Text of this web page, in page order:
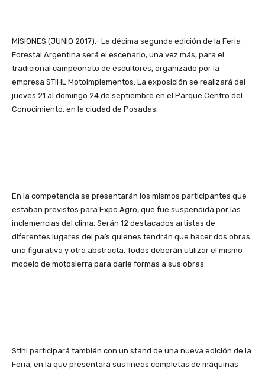
MISIONES (JUNIO 2017).- La décima segunda edición de la Feria
Forestal Argentina será el escenario, una vez más, para el
tradicional campeonato de escultores, organizado por la
empresa STIHL Motoimplementos. La exposición se realizará del
jueves 21 al domingo 24 de septiembre en el Parque Centro del
Conocimiento, en la ciudad de Posadas.
En la competencia se presentarán los mismos participantes que
estaban previstos para Expo Agro, que fue suspendida por las
inclemencias del clima. Serán 12 destacados artistas de
diferentes lugares del país quienes tendrán que hacer dos obras:
una figurativa y otra abstracta. Todos deberán utilizar el mismo
modelo de motosierra para darle formas a sus obras.
Stihl participará también con un stand de una nueva edición de la
Feria, en la que presentará sus líneas completas de máquinas